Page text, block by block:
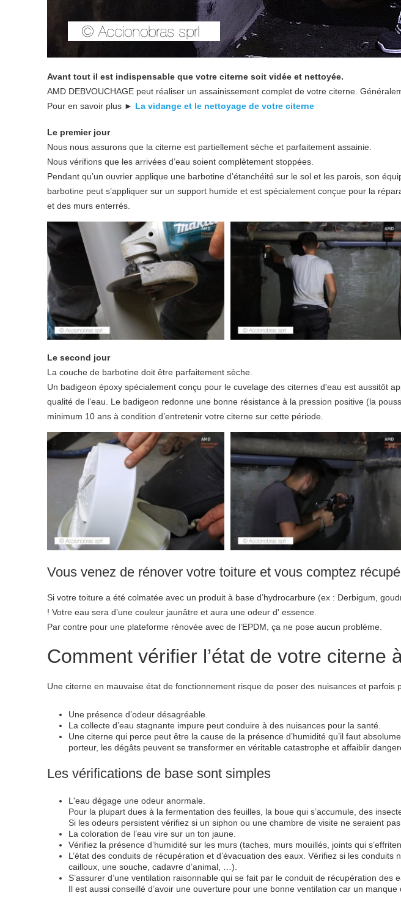
Avant tout il est indispensable que votre citerne soit vidée et nettoyée.
AMD DEBVOUCHAGE peut réaliser un assainissement complet de votre citerne.
Pour en savoir plus ► La vidange et le nettoyage de votre citerne
Le premier jour
Nous nous assurons que la citerne est partiellement sèche et parfaitement assainie.
Nous vérifions que les arrivées d’eau soient complètement stoppées.
Pendant qu’un ouvrier applique une barbotine d’étanchéité sur le sol et les parois, son
barbotine peut s’appliquer sur un support humide et est spécialement conçue pour la
et des murs enterrés.
Le second jour
La couche de barbotine doit être parfaitement sèche.
Un badigeon époxy spécialement conçu pour le cuvelage des citernes d'eau est aussitôt
qualité de l’eau. Le badigeon redonne une bonne résistance à la pression positive (la
minimum 10 ans à condition d’entretenir votre citerne sur cette période.
Vous venez de rénover votre toiture et vous comptez
Si votre toiture a été colmatée avec un produit à base d’hydrocarbure (ex : Derbigum,
! Votre eau sera d’une couleur jaunâtre et aura une odeur d' essence.
Par contre pour une plateforme rénovée avec de l’EPDM, ça ne pose aucun problème.
Comment vérifier l’état de votre citerne
Une citerne en mauvaise état de fonctionnement risque de poser des nuisances et parfois
Une présence d’odeur désagréable.
La collecte d’eau stagnante impure peut conduire à des nuisances pour la santé.
Une citerne qui perce peut être la cause de la présence d’humidité qu’il faut
porteur, les dégâts peuvent se transformer en véritable catastrophe et affaiblir
Les vérifications de base sont simples
L'eau dégage une odeur anormale.
Pour la plupart dues à la fermentation des feuilles, la boue qui s’accumule, des
Si les odeurs persistent vérifiez si un siphon ou une chambre de visite ne seraient
La coloration de l’eau vire sur un ton jaune.
Vérifiez la présence d’humidité sur les murs (taches, murs mouillés, joints qui
L’état des conduits de récupération et d’évacuation des eaux. Vérifiez si les
cailloux, une souche, cadavre d’animal, …).
S’assurer d’une ventilation raisonnable qui se fait par le conduit de récupération des
Il est aussi conseillé d’avoir une ouverture pour une bonne ventilation car un manque